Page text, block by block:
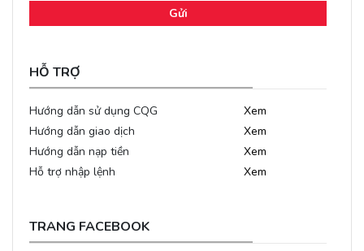
Gửi
HỖ TRỢ
Hướng dẫn sử dụng CQG
Xem
Hướng dẫn giao dịch
Xem
Hướng dẫn nạp tiền
Xem
Hỗ trợ nhập lệnh
Xem
TRANG FACEBOOK